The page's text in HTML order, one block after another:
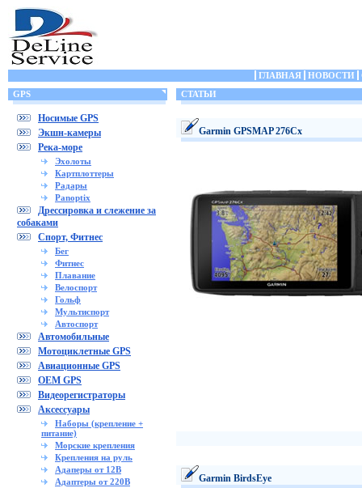
ГЛАВНАЯ НОВОСТИ
GPS
Носимые GPS
Экшн-камеры
Река-море
Эхолоты
Картплоттеры
Радары
Panoptix
Дрессировка и слежение за
собаками
Спорт, Фитнес
Бег
Фитнес
Плавание
Велоспорт
Гольф
Мультиспорт
Автоспорт
Автомобильные
Мотоциклетные GPS
Авиационные GPS
OEM GPS
Видеорегистраторы
Аксессуары
Наборы (крепление +
питание)
Морские крепления
Крепления на руль
Адаперы от 12В
Адаптеры от 220В
СТАТЬИ
Garmin GPSMAP 276Cx
Garmin BirdsEye